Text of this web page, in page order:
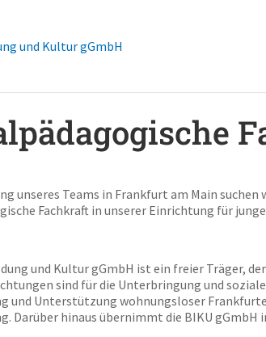
unseres Teams in Frankfurt am Main
Fachkraft in unserer Einrichtung für
und Kultur gGmbH ist ein freier Träger,
sind für die Unterbringung und
und Unterstützung wohnungsloser
Darüber hinaus übernimmt die BIKU